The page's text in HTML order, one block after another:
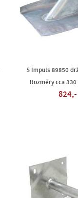
S Impuls 89850
Rozměry cca
824,-